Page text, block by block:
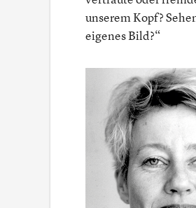
unserem Kopf?
eigenes Bild?“